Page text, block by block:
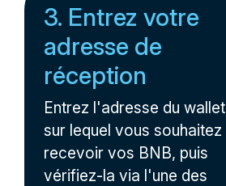
3. Entrez votre
adresse de
réception
Entrez l'adresse du wallet
sur lequel vous souhaitez
recevoir vos BNB, puis
vérifiez-la via l'une des